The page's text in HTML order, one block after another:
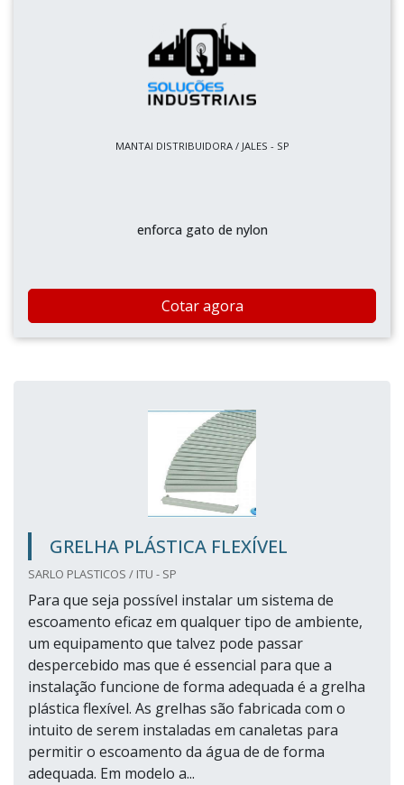
MANTAI DISTRIBUIDORA / JALES - SP
enforca gato de nylon
Cotar agora
GRELHA PLÁSTICA FLEXÍVEL
SARLO PLASTICOS / ITU - SP
Para que seja possível instalar um sistema de
escoamento eficaz em qualquer tipo de ambiente,
um equipamento que talvez pode passar
despercebido mas que é essencial para que a
instalação funcione de forma adequada é a grelha
plástica flexível. As grelhas são fabricada com o
intuito de serem instaladas em canaletas para
permitir o escoamento da água de de forma
adequada. Em modelo a...